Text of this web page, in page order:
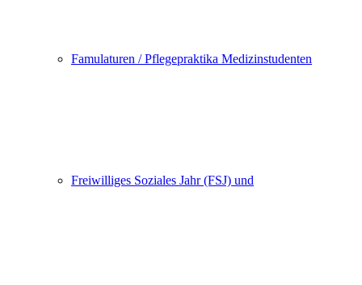
Famulaturen / Pflegepraktika Medizinstudenten
Freiwilliges Soziales Jahr (FSJ) und